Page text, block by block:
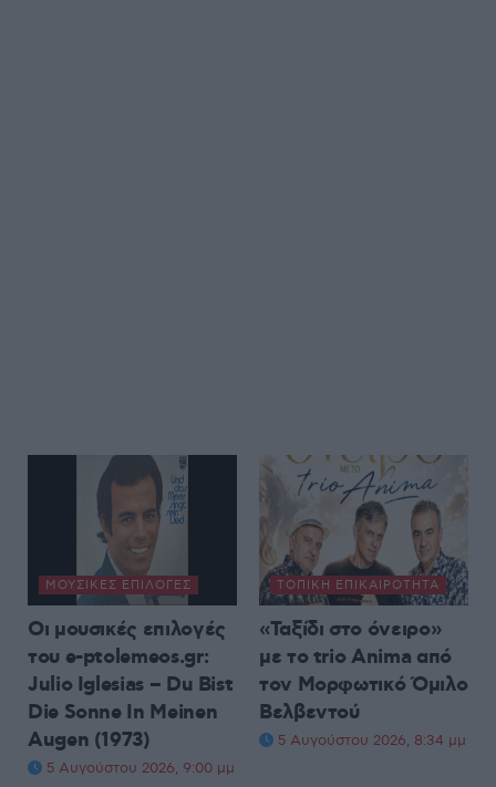
ΜΟΥΣΙΚΈΣ ΕΠΙΛΟΓΈΣ
Οι μουσικές επιλογές
του e-ptolemeos.gr:
Julio Iglesias – Du Bist
Die Sonne In Meinen
Augen (1973)
5 Αυγούστου 2026, 9:00 μμ
ΤΟΠΙΚΉ ΕΠΙΚΑΙΡΌΤΗΤΑ
«Ταξίδι στο όνειρο»
με το trio Anima από
τον Μορφωτικό Όμιλο
Βελβεντού
5 Αυγούστου 2026, 8:34 μμ